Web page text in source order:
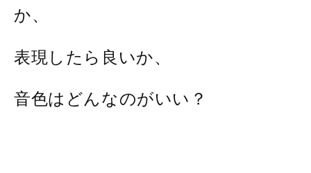
か、
表現したら良いか、
音色はどんなのがいい？